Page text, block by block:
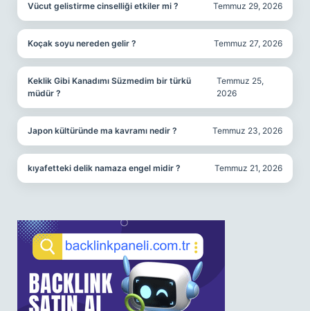
Vücut gelistirme cinselliği etkiler mi ? Temmuz 29, 2026
Koçak soyu nereden gelir ? Temmuz 27, 2026
Keklik Gibi Kanadımı Süzmedim bir türkü
müdür ?
Temmuz 25,
2026
Japon kültüründe ma kavramı nedir ? Temmuz 23, 2026
kıyafetteki delik namaza engel midir ? Temmuz 21, 2026